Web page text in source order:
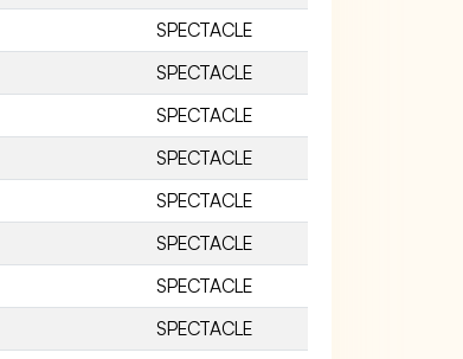
SPECTACLE
SPECTACLE
SPECTACLE
SPECTACLE
SPECTACLE
SPECTACLE
SPECTACLE
SPECTACLE